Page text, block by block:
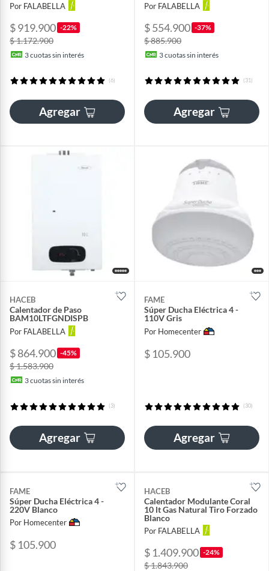
Por FALABELLA
$ 919.900 -22%
$ 1.172.900
3cuotas sin interés
(6)
Agregar
Por FALABELLA
$ 554.900 -37%
$ 885.900
3cuotas sin interés
(31)
Agregar
HACEB
Calentador de Paso
BAM10LTFGNDISPB
Por FALABELLA
$ 864.900 -45%
$ 1.583.900
3cuotas sin interés
(3)
Agregar
FAME
Súper Ducha Eléctrica 4 -
110V Gris
Por Homecenter
$ 105.900
(30)
Agregar
FAME
Súper Ducha Eléctrica 4 -
220V Blanco
Por Homecenter
$ 105.900
HACEB
Calentador Modulante Coral
10 lt Gas Natural Tiro Forzado
Blanco
Por FALABELLA
$ 1.409.900 -24%
$ 1.843.900